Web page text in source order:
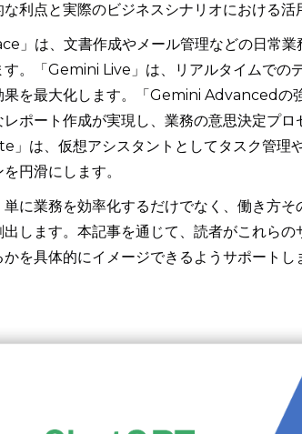
利点と実際のビジネスシナリオにおける活
」は、文書作成やメール管理などの日常業
。「Gemini Live」は、リアルタイムでの
果を最大化します。「Gemini Advancedの
ポート作成が実現し、業務の意思決定プロ
」は、仮想アシスタントとしてタスク管理
円滑にします。
に業務を効率化するだけでなく、働き方
します。本記事を通じて、読者がこれら
を具体的にイメージできるようサポートし